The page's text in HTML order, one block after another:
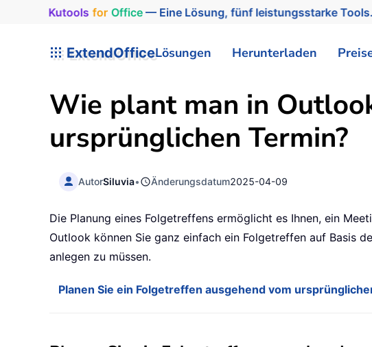
Kutools for Office— Eine Lösung, fünf leistungsstarke
ExtendOfficeLösungen Herunterladen
Wie plant man in
ursprünglichen Termin?
AutorSiluvia• Änderungsdatum2025-04-09
Die Planung eines Folgetreffens ermöglicht es Ihnen, ein
Outlook können Sie ganz einfach ein Folgetreffen auf Basis
anlegen zu müssen.
Planen Sie ein Folgetreffen ausgehend vom